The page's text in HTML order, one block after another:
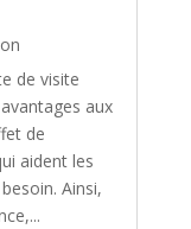
de visite
aux
de
aident les
Ainsi,